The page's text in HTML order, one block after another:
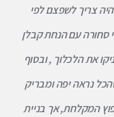
צריך לשפצם לפי
סחורה עם הנחת קבלן
את הלכלוך , ובסוף
נראה יפה ומבריק
המקלחת, אך בניית